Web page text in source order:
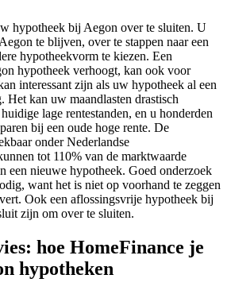
hypotheek bij Aegon over te sluiten. U
te blijven, over te stappen naar een
hypotheekvorm te kiezen. Een
hypotheek verhoogt, kan ook voor
interessant zijn als uw hypotheek al een
Het kan uw maandlasten drastisch
lage rentestanden, en u honderden
bij een oude hoge rente. De
onder Nederlandse
tot 110% van de marktwaarde
een nieuwe hypotheek. Goed onderzoek
want het is niet op voorhand te zeggen
Ook een aflossingsvrije hypotheek bij
zijn om over te sluiten.
hoe HomeFinance je
hypotheken